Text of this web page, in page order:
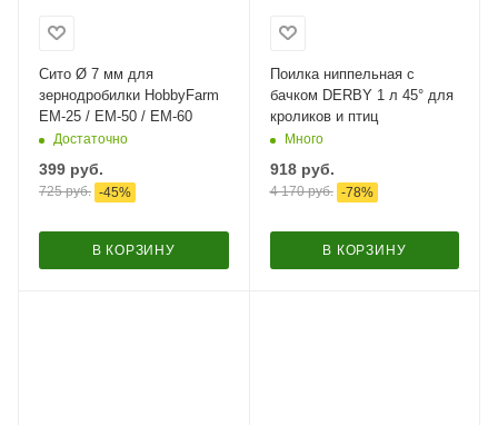
Сито Ø 7 мм для
зернодробилки HobbyFarm
ЕМ-25 / ЕМ-50 / ЕМ-60
Достаточно
399 руб.
725руб. -45%
В КОРЗИНУ
Поилка ниппельная с
бачком DERBY 1 л 45° для
кроликов и птиц
Много
918руб.
4 170руб. -78%
В КОРЗИНУ